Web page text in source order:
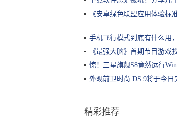
《安卓绿色联盟应用体验标
手机飞行模式到底有什么用
《最强大脑》首期节目游戏
惊！三星旗舰S8竟然运行
外观前卫时尚 DS 9将于今日
精彩推荐